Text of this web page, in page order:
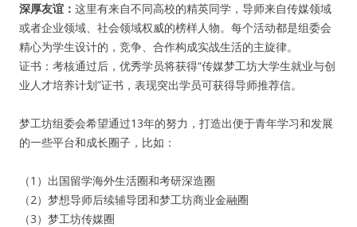
深厚友谊： 这里有来自不同高校的精英同学，导师来自传媒领域
或者企业领域、社会领域权威的榜样人物。每个活动都是组委会
精心为学生设计的，竞争、合作构成实战生活的主旋律。
证书：考核通过后，优秀学员将获得“传媒梦工坊大学生就业与创
业人才培养计划”证书，表现突出学员可获得导师推荐信。
梦工坊组委会希望通过13年的努力，打造出便于青年学习和发展
的一些平台和成长圈子，比如：
（1）出国留学海外生活圈和考研深造圈
（2）梦想导师后续辅导团和梦工坊商业金融圈
（3）梦工坊传媒圈